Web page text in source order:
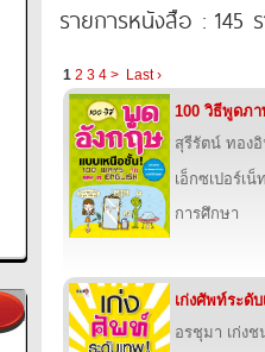
รายการหนังสือ : 145
1 2 3 4 > Last ›
100 วิธีพูดภ
สุรีรัตน์ ทอง
เอ็กซเปอร์เ
การศึกษา
เก่งศัพท์ระดั
อรชุมา เก่งช